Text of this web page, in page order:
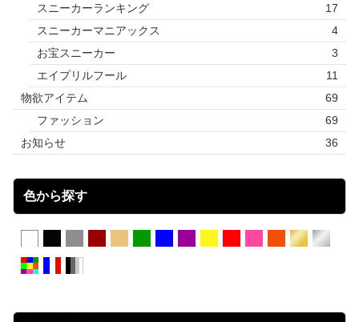
スニーカーランキング
17
スニーカーマニアックス
4
お宝スニーカー
3
エイプリルフール
11
物欲アイテム
69
ファッション
69
お知らせ
36
色から探す